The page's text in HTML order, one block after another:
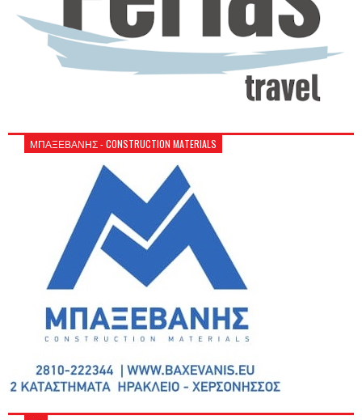
ΜΠΑΞΕΒΑΝΗΣ - CONSTRUCTION MATERIALS